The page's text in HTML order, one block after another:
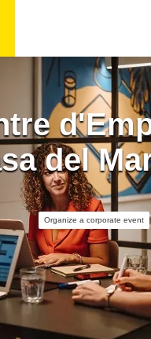
del
Organize a corporate event